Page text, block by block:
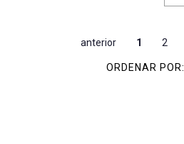
anterior 1 2
ORDENAR POR: